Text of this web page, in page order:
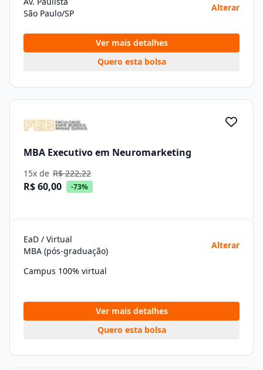
São Paulo/SP
Alterar
Ver mais detalhes
Quero esta bolsa
MBA Executivo em Neuromarketing
15x de R$ 222,22
R$ 60,00 -73%
EaD / Virtual
MBA (pós-graduação)
Alterar
Campus 100% virtual
Ver mais detalhes
Quero esta bolsa